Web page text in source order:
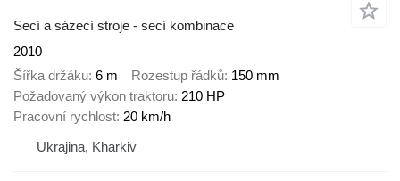
Secí a sázecí stroje - secí kombinace
2010
Šířka držáku 6 m Rozestup řádků 150 mm
Požadovaný výkon traktoru 210 HP
Pracovní rychlost 20 km/h
Ukrajina, Kharkiv